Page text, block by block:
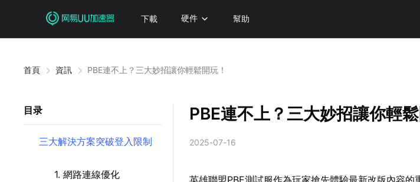
下載 硬件 幫助
首頁 資訊 PBE連不上？三大妙招讓你輕鬆開玩！
目录
三大解決方案突破登入限制
1. 網路連線優化
PBE連不上？三大妙招讓你輕鬆
2025-07-16
英雄聯盟PBE測試服作為玩家搶先體驗最新改版內容